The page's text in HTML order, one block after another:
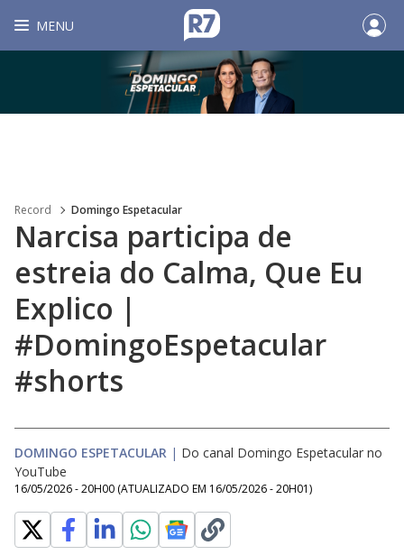
MENU
Record Domingo Espetacular
Narcisa participa de
estreia do Calma, Que Eu
Explico |
#DomingoEspetacular
#shorts
DOMINGO ESPETACULAR | Do canal Domingo Espetacular no
YouTube
16/05/2026 - 20H00 (ATUALIZADO EM 16/05/2026 - 20H01)